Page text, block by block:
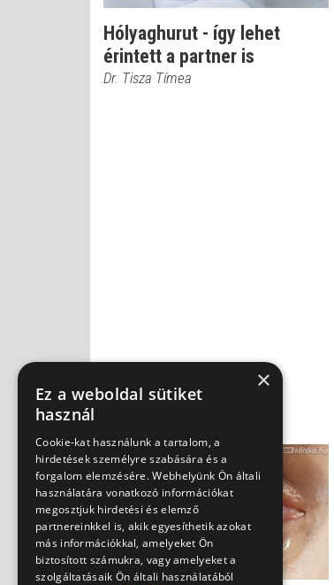
Hólyaghurut - így lehet
érintett a partner is
Dr. Tisza Tímea
×
Ez a weboldal sütiket
használ
Cookie-kat használunk a tartalom, a
hirdetések személyre szabására és a
forgalom elemzésére. Webhelyünk Ön általi
használatára vonatkozó információkat
megosztjuk hirdetési és elemző
partnereinkkel is, akik egyesíthetik azokat
más információkkal, amelyeket Ön
biztosított számukra, vagy amelyeket a
szolgáltatásaik Ön általi használatából